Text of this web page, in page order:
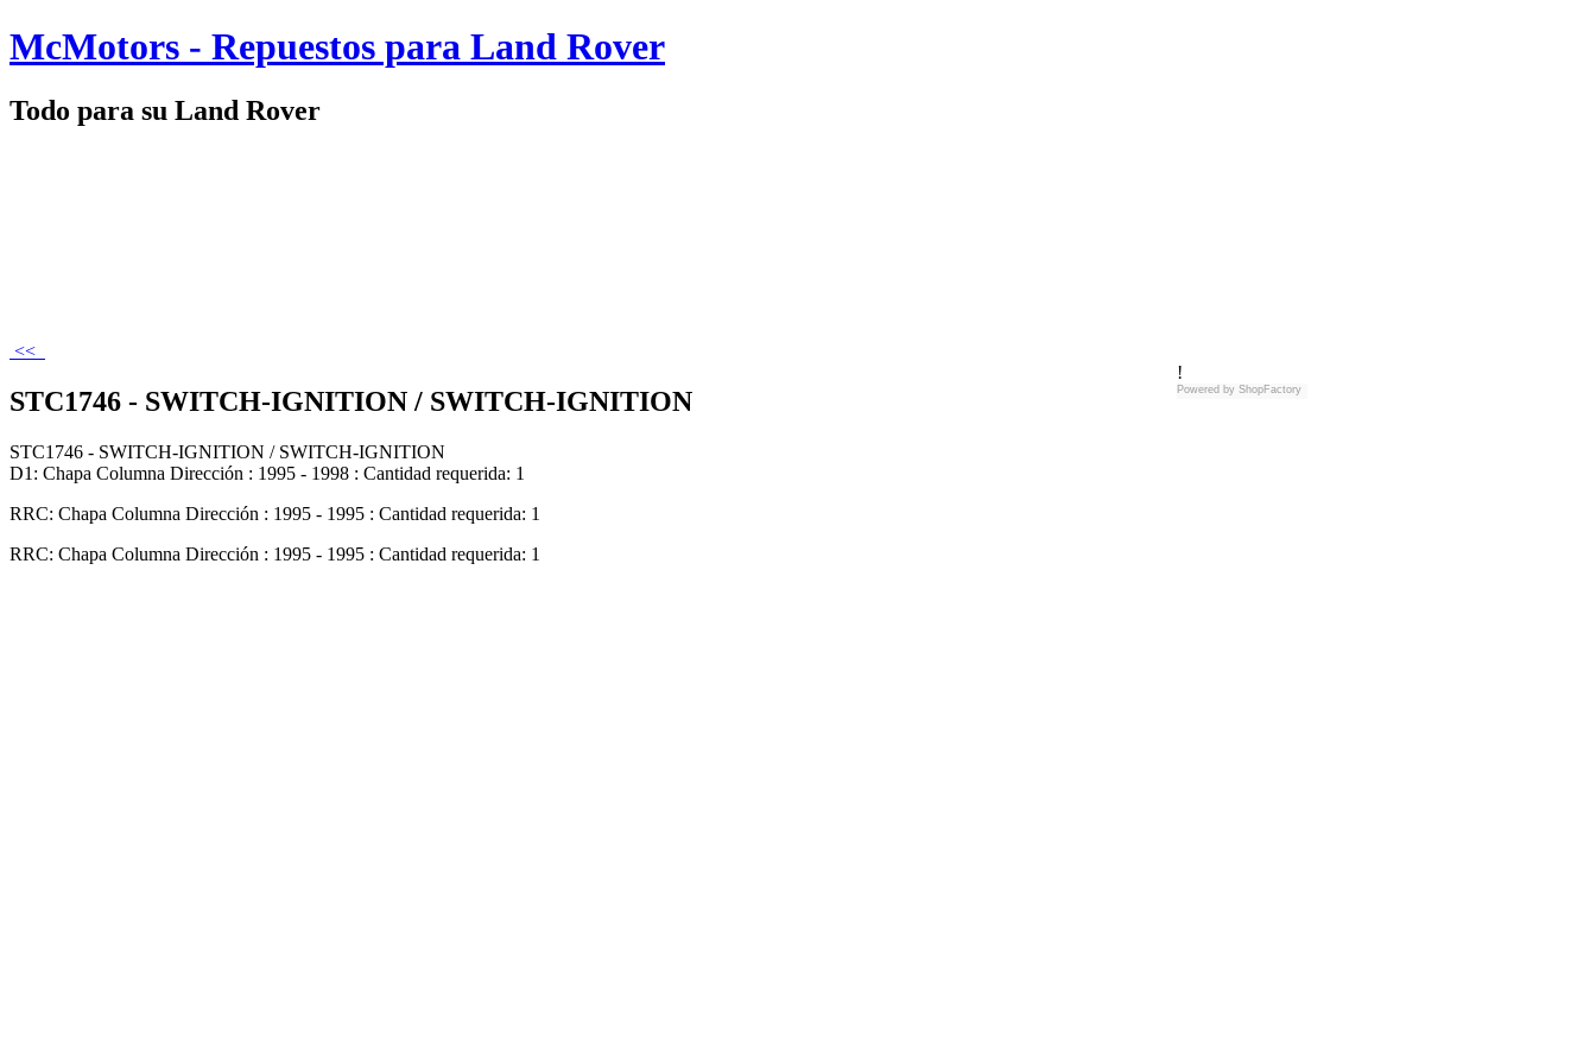
McMotors - Repuestos para Land Rover
Todo para su Land Rover
<<
STC1746 - SWITCH-IGNITION / SWITCH-IGNITION
STC1746 - SWITCH-IGNITION / SWITCH-IGNITION
D1: Chapa Columna Dirección : 1995 - 1998 : Cantidad requerida: 1
RRC: Chapa Columna Dirección : 1995 - 1995 : Cantidad requerida: 1
RRC: Chapa Columna Dirección : 1995 - 1995 : Cantidad requerida: 1
!
Powered byShopFactory